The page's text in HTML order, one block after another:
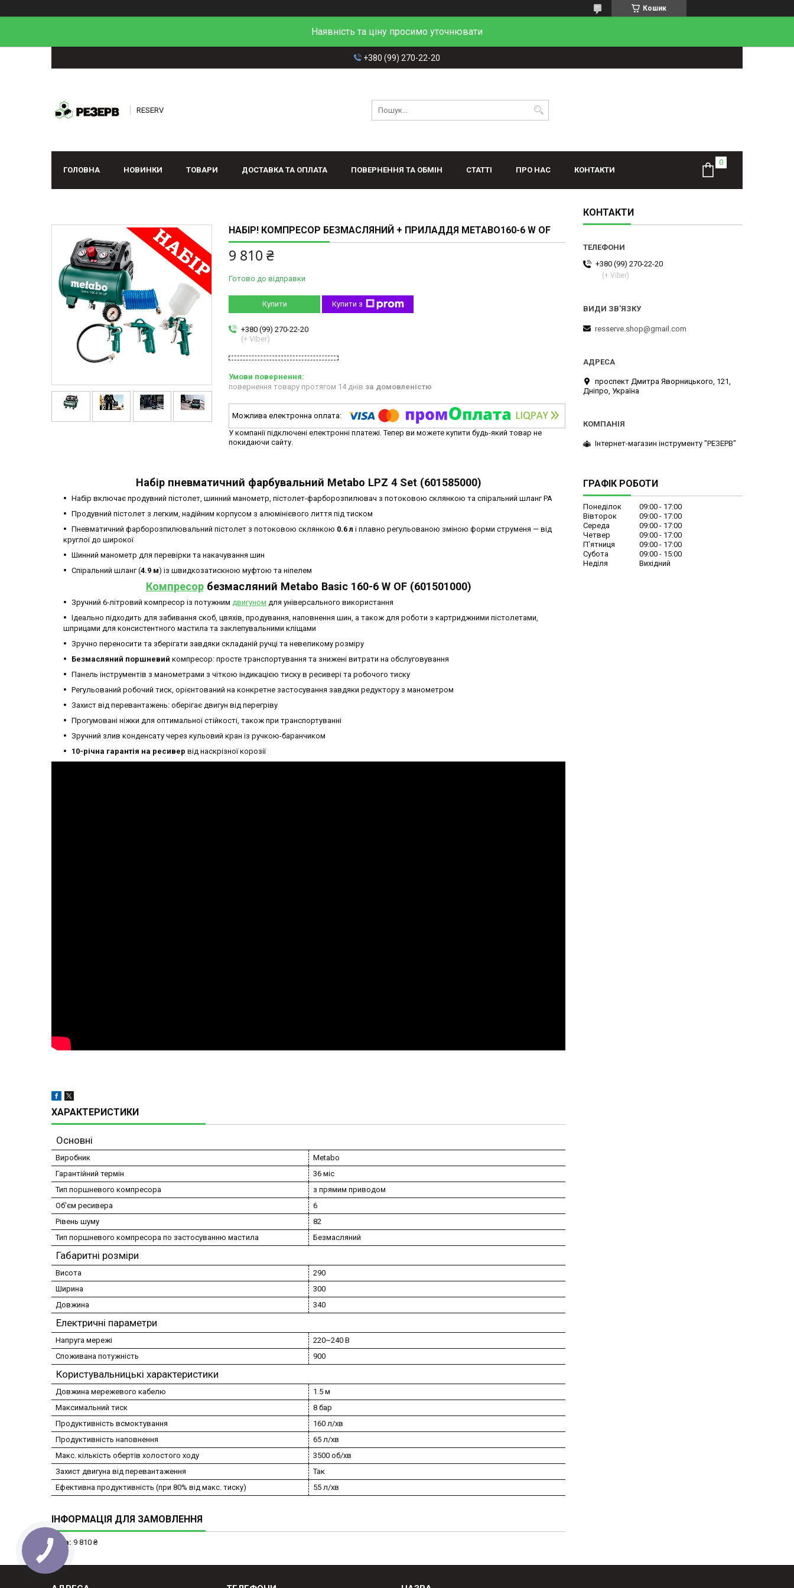
Кошик
Наявність та ціну просимо уточнювати
+380 (99) 270-22-20
RESERV
ГОЛОВНА НОВИНКИ ТОВАРИ ДОСТАВКА ТА ОПЛАТА ПОВЕРНЕННЯ ТА ОБМІН СТАТТІ ПРО НАС КОНТАКТИ
НАБІР! КОМПРЕСОР БЕЗМАСЛЯНИЙ + ПРИЛАДДЯ METABO160-6 W OF
9 810 ₴
Готово до відправки
Купити Купити з
+380 (99) 270-22-20
(+ Viber)
повернення товару протягом 14 днів за домовленістю
У компанії підключені електронні платежі. Тепер ви можете купити будь-який товар не
покидаючи сайту.
Набір пневматичний фарбувальний Metabo LPZ 4 Set (601585000)
Набір включає продувний пістолет, шинний манометр, пістолет-фарборозпилювач з потоковою склянкою та спіральний шланг РА
Продувний пістолет з легким, надійним корпусом з алюмінієвого лиття під тиском
Пневматичний фарборозпилювальний пістолет з потоковою склянкою 0.6 л і плавно регульованою зміною форми струменя — від
круглої до широкої
Шинний манометр для перевірки та накачування шин
Спіральний шланг (4.9 м) із швидкозатискною муфтою та ніпелем
Компресорбезмасляний Metabo Basic 160-6 W OF (601501000)
Зручний 6-літровий компресор із потужним двигуном для універсального використання
Ідеально підходить для забивання скоб, цвяхів, продування, наповнення шин, а також для роботи з картриджними пістолетами,
шприцами для консистентного мастила та заклепувальними кліщами
Зручно переносити та зберігати завдяки складаній ручці та невеликому розміру
Безмасляний поршневий компресор: просте транспортування та знижені витрати на обслуговування
Панель інструментів з манометрами з чіткою індикацією тиску в ресивері та робочого тиску
Регульований робочий тиск, орієнтований на конкретне застосування завдяки редуктору з манометром
Захист від перевантажень: оберігає двигун від перегріву
Прогумовані ніжки для оптимальної стійкості, також при транспортуванні
Зручний злив конденсату через кульовий кран із ручкою-баранчиком
10-річна гарантія на ресивер від наскрізної корозії
ХАРАКТЕРИСТИКИ
Основні
Виробник
Metabo
Гарантійний термін
36 міс
Тип поршневого компресора
з прямим приводом
Об'єм ресивера
6
Рівень шуму
82
Тип поршневого компресора по застосуванню мастила
Безмасляний
Габаритні розміри
Висота
290
Ширина
300
Довжина
340
Електричні параметри
Напруга мережі
220~240 В
Споживана потужність
900
Користувальницькі характеристики
Довжина мережевого кабелю
1.5 м
Максимальний тиск
8 бар
Продуктивність всмоктування
160 л/хв
Продуктивність наповнення
65 л/хв
Макс. кількість обертів холостого ходу
3500 об/хв
Захист двигуна від перевантаження
Так
Ефективна продуктивність (при 80% від макс. тиску)
55 л/хв
ІНФОРМАЦІЯ ДЛЯ ЗАМОВЛЕННЯ
Ціна: 9 810 ₴
КОНТАКТИ
+380 (99) 270-22-20
(+ Viber)
resserve.shop@gmail.com
проспект Дмитра Яворницького, 121,
Дніпро, Україна
Інтернет-магазин інструменту "РЕЗЕРВ"
ГРАФІК РОБОТИ
Понеділок 09:00
17:00
Вівторок
09:00
17:00
Середа
09:00
17:00
Четвер
09:00
17:00
Пʼятниця
09:00
17:00
Субота
09:00
15:00
Неділя
Вихідний